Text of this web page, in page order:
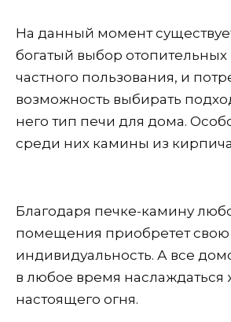
На данный момент
богатый выбор
частного пользования, и
возможность выбирать
него тип печи для дома.
среди них камины из
Благодаря печке-камину
помещения приобретет
индивидуальность. А все
в любое время
настоящего огня.